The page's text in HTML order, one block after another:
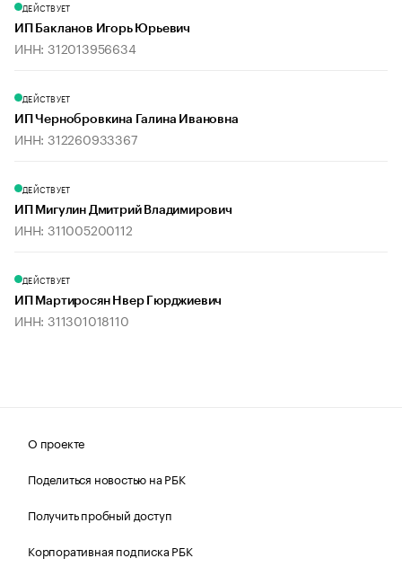
ДЕЙСТВУЕТ
ИП Бакланов Игорь Юрьевич
ИНН: 312013956634
ДЕЙСТВУЕТ
ИП Чернобровкина Галина Ивановна
ИНН: 312260933367
ДЕЙСТВУЕТ
ИП Мигулин Дмитрий Владимирович
ИНН: 311005200112
ДЕЙСТВУЕТ
ИП Мартиросян Нвер Гюрджиевич
ИНН: 311301018110
О проекте
Поделиться новостью на РБК
Получить пробный доступ
Корпоративная подписка РБК